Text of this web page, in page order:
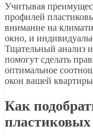
Учитывая
профилей
внимание на
окно, и
Тщательный анализ
помогут сделать
оптимальное
окон вашей
Как
пластиковых